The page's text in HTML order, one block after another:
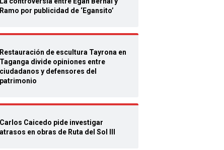
Ramo por publicidad de ‘Egansito’
Restauración de escultura Tayrona en
Taganga divide opiniones entre
ciudadanos y defensores del
patrimonio
Carlos Caicedo pide investigar
atrasos en obras de Ruta del Sol lll